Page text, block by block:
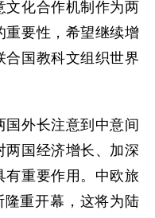
文化合作机制作为两
重要性，希望继续增
合国教科文组织世界
外长注意到中意间
两国经济增长、加深
有重要作用。中欧旅
重开幕，这将为陆